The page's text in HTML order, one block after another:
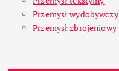
Przemysł wydobywczy
Przemysł zbrojeniowy